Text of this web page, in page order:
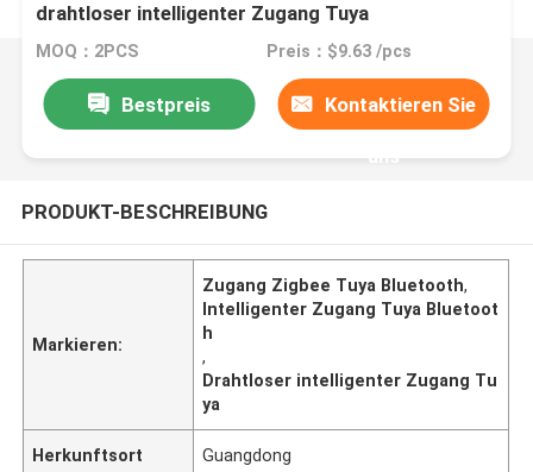
drahtloser intelligenter Zugang Tuya
MOQ：2PCS Preis：$9.63 /pcs
Bestpreis Kontaktieren Sie
uns
PRODUKT-BESCHREIBUNG
Markieren:
Zugang Zigbee Tuya Bluetooth,
Intelligenter Zugang Tuya Bluetoot
h
,
Drahtloser intelligenter Zugang Tu
ya
Herkunftsort Guangdong